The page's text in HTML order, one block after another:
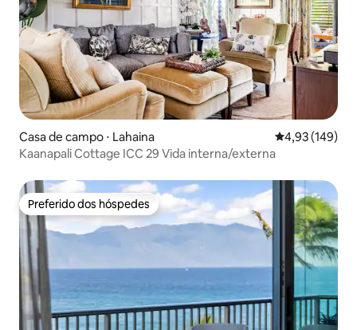
Casa de campo ⋅ Lahaina 4,93 de uma
4,93 (149)
Kaanapali Cottage ICC 29 Vida interna/externa
Preferido dos hóspedes
Preferido dos hóspedes